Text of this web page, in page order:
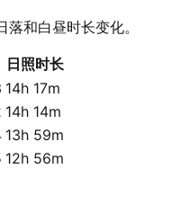
和白昼时长变化。
日照时长
14h 17m
14h 14m
13h 59m
12h 56m